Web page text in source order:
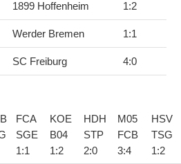
1899 Hoffenheim 1:2
Werder Bremen 1:1
SC Freiburg 4:0
FCA
SGE
1:1
KOE
B04
1:2
HDH
STP
2:0
M05
FCB
3:4
HSV
TSG
1:2